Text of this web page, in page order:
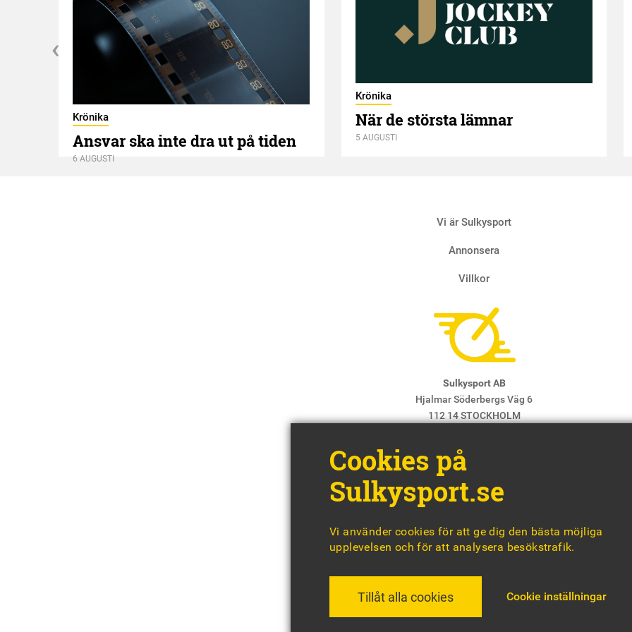
Krönika
Ansvar ska inte dra ut på tiden
6 AUGUSTI
Krönika
När de största lämnar
5 AUGUSTI
Vi är Sulkysport
Annonsera
Villkor
Sulkysport AB
Hjalmar Söderbergs Väg 6
112 14 STOCKHOLM
Chefredaktör & ansvarig utgivare:
Cookies på
Sulkysport.se
Vi använder cookies för att ge dig den bästa möjliga
upplevelsen och för att analysera besökstrafik.
Tillåt alla cookies Cookie inställningar